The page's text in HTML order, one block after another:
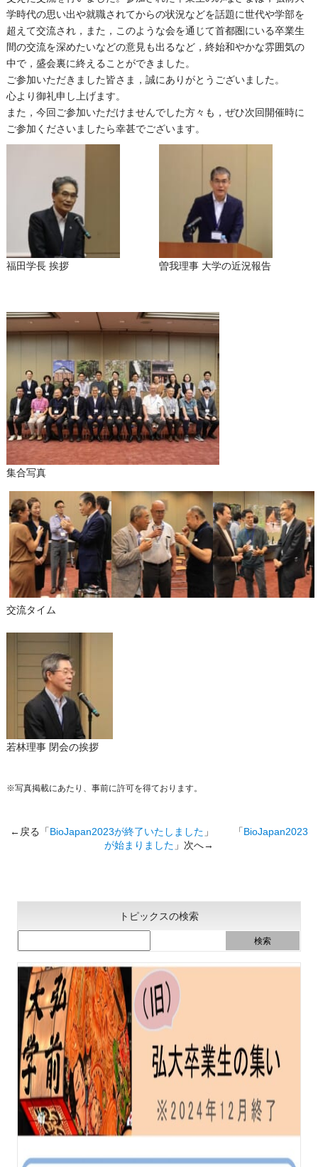
学時代の思い出や就職されてからの状況などを話題に世代や学部を
超えて交流され，また，このような会を通じて首都圏にいる卒業生
間の交流を深めたいなどの意見も出るなど，終始和やかな雰囲気の
中で，盛会裏に終えることができました。
ご参加いただきました皆さま，誠にありがとうございました。
心より御礼申し上げます。
また，今回ご参加いただけませんでした方々も，ぜひ次回開催時に
ご参加くださいましたら幸甚でございます。
福田学長 挨拶 曽我理事 大学の近況報告
集合写真
交流タイム
若林理事 閉会の挨拶
※写真掲載にあたり、事前に許可を得ております。
←戻る「BioJapan2023が終了いたしました 」 「BioJapan2023
が始まりました 」次へ→
トピックスの検索